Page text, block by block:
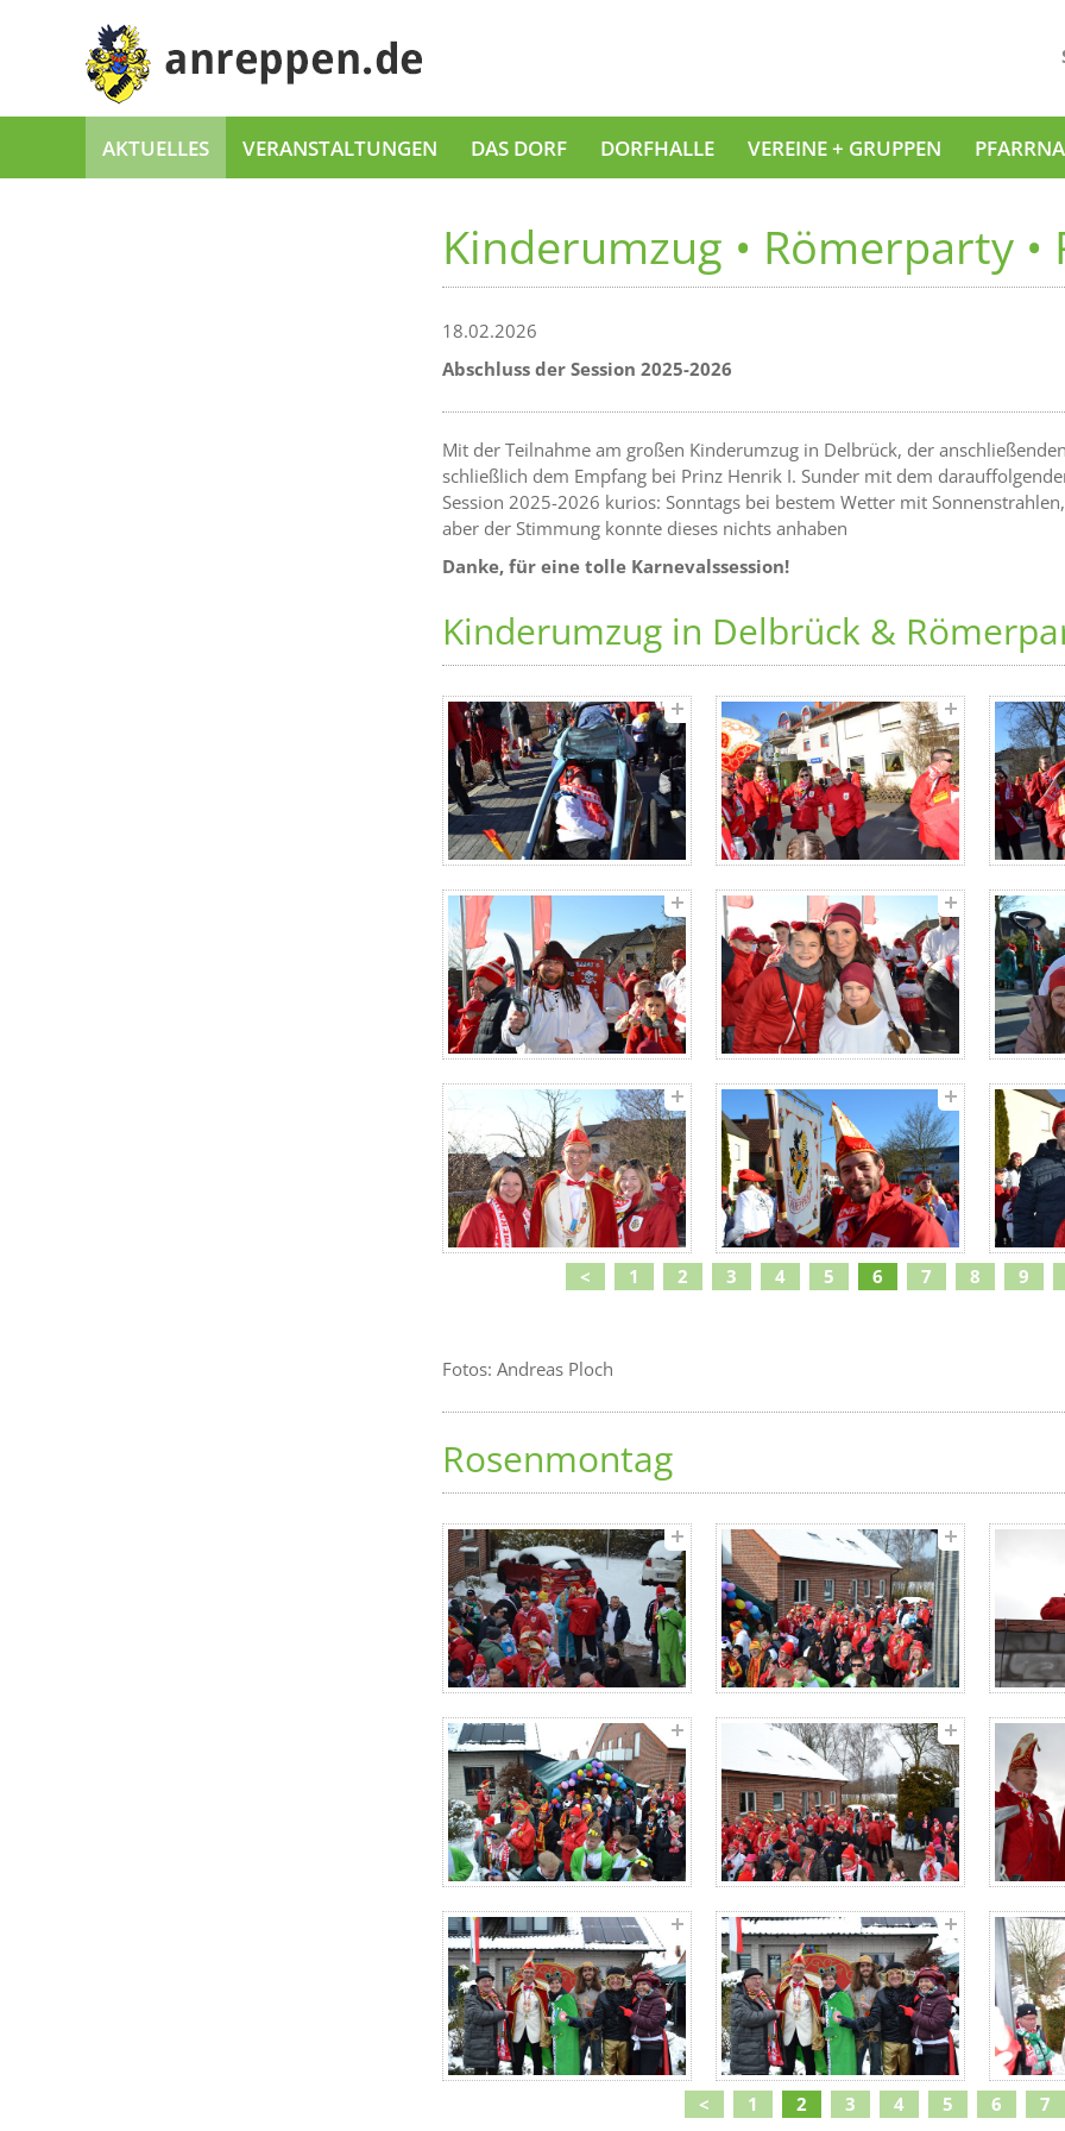
AKTUELLES VERANSTALTUNGEN DAS DORF DORFHALLE VEREINE + GRUPPEN
Kinderumzug • Römerparty •
18.02.2026
Abschluss der Session 2025-2026
Mit der Teilnahme am großen Kinderumzug in Delbrück, der
schließlich dem Empfang bei Prinz Henrik I. Sunder mit dem
Session 2025-2026 kurios: Sonntags bei bestem Wetter mit
aber der Stimmung konnte dieses nichts anhaben
Danke, für eine tolle Karnevalssession!
Kinderumzug in Delbrück &
< 1 2 3 4 5 6 7 8 9
Fotos: Andreas Ploch
Rosenmontag
< 1 2 3 4 5 6 7